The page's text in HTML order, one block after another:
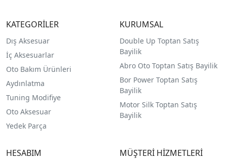
KATEGORİLER
Dış Aksesuar
İç Aksesuarlar
Oto Bakım Ürünleri
Aydınlatma
Tuning Modifiye
Oto Aksesuar
Yedek Parça
KURUMSAL
Double Up Toptan Satış
Bayilik
Abro Oto Toptan Satış Bayilik
Bor Power Toptan Satış
Bayilik
Motor Silk Toptan Satış
Bayilik
HESABIM MÜŞTERİ HİZMETLERİ